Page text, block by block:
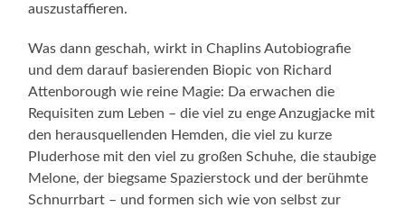
auszustaffieren.
Was dann geschah, wirkt in Chaplins Autobiografie
und dem darauf basierenden Biopic von Richard
Attenborough wie reine Magie: Da erwachen die
Requisiten zum Leben – die viel zu enge Anzug­jacke mit
den herausquellenden Hemden, die viel zu kurze
Pluderhose mit den viel zu großen Schuhe, die staubige
Melone, der biegsame Spazierstock und der berühmte
Schnurrbart – und formen sich wie von selbst zur